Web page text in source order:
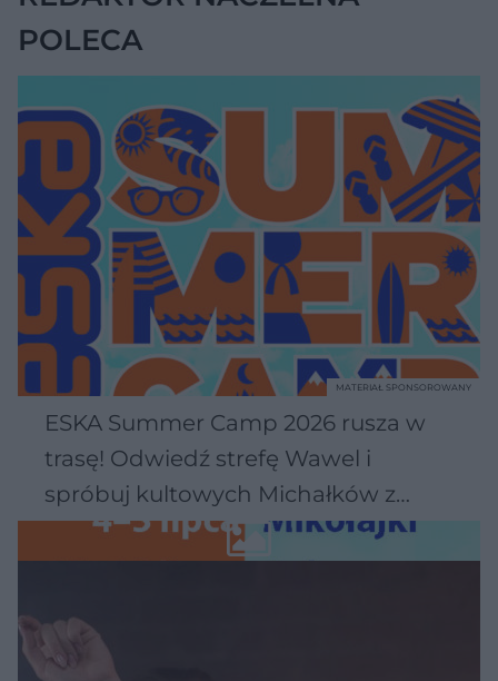
POLECA
ESKA Summer Camp 2026 rusza w
trasę! Odwiedź strefę Wawel i
spróbuj kultowych Michałków z
Wawelu
MATERIAŁ SPONSOROWANY